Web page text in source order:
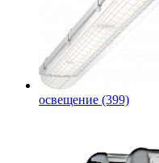
освещение (399)